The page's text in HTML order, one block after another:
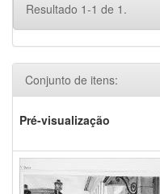
Resultado 1-1 de 1.
Conjunto de itens:
Pré-visualização